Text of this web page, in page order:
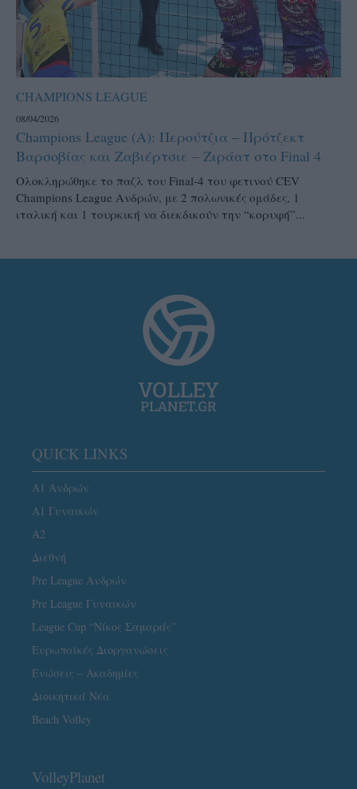
CHAMPIONS LEAGUE
08/04/2026
Champions League (Α): Περούτζια – Πρότζεκτ
Βαρσοβίας και Ζαβιέρτσιε – Ζιράατ στο Final 4
Ολοκληρώθηκε το παζλ του Final-4 του φετινού CEV
Champions League Ανδρών, με 2 πολωνικές ομάδες, 1
ιταλική και 1 τουρκική να διεκδικούν την “κορυφή”...
QUICK LINKS
Α1 Ανδρών
Α1 Γυναικών
A2
Διεθνή
Pre League Ανδρών
Pre League Γυναικών
League Cup “Νίκος Σαμαράς”
Ευρωπαϊκές Διοργανώσεις
Ενώσεις – Ακαδημίες
Διοικητικά Νέα
Beach Volley
VolleyPlanet